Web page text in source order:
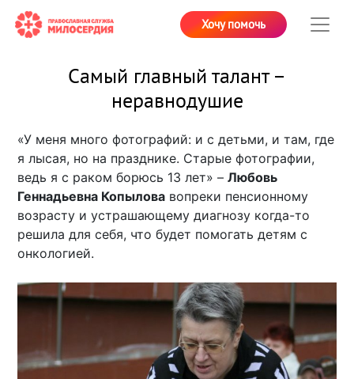
Хочу помочь
Самый главный талант –
неравнодушие
«У меня много фотографий: и с детьми, и там, где
я лысая, но на празднике. Старые фотографии,
ведь я с раком борюсь 13 лет» –Любовь
Геннадьевна Копылова вопреки пенсионному
возрасту и устрашающему диагнозу когда-то
решила для себя, что будет помогать детям с
онкологией.